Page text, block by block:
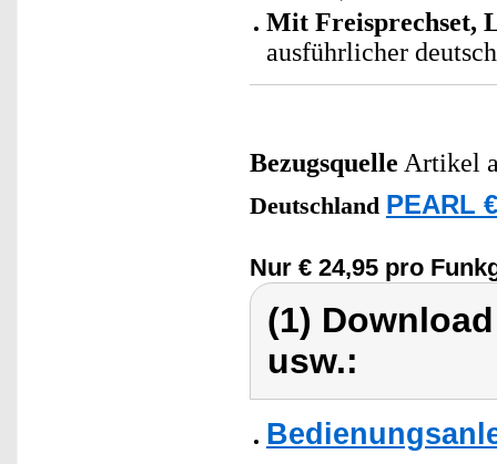
Mit Freisprechset,
ausführlicher
Bezugsquelle Artikel
Deutschland PEARL
Nur € 24,95 pro
(1)
usw.: